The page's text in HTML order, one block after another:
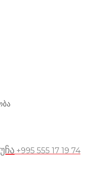
+995 555 17 19 74